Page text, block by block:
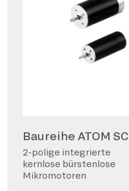
Baureihe ATOM SC
2-polige integrierte
kernlose bürstenlose
Mikromotoren